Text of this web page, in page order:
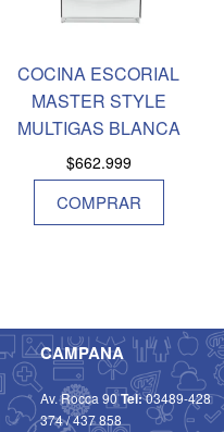
COCINA ESCORIAL
MASTER STYLE
MULTIGAS BLANCA
$662.999
COMPRAR
CAMPANA
Av. Rocca 90Tel:03489-428
374/437 858